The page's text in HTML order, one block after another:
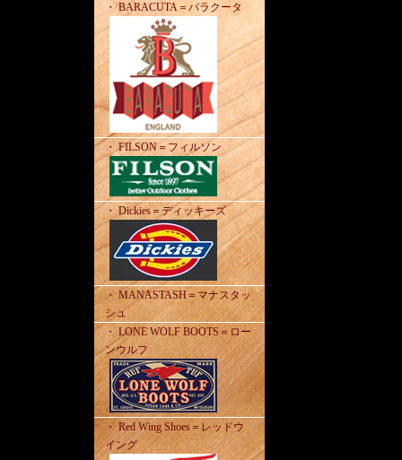
・ BARACUTA＝バラクータ
・ FILSON＝フィルソン
・ Dickies＝ディッキーズ
・ MANASTASH＝マナスタッ
シュ
・ LONE WOLF BOOTS＝ロー
ンウルフ
・ Red Wing Shoes＝レッドウ
イング